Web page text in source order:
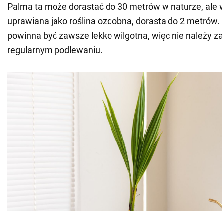
Palma ta może dorastać do 30 metrów w naturze, ale
uprawiana jako roślina ozdobna, dorasta do 2
powinna być zawsze lekko wilgotna, więc nie należy
regularnym podlewaniu.